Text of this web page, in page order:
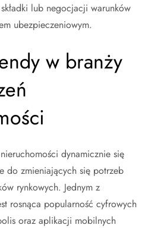
lub negocjacji warunków
ubezpieczeniowym.
w branży
dynamicznie się
do zmieniających się potrzeb
rynkowych. Jednym z
rosnąca popularność cyfrowych
oraz aplikacji mobilnych